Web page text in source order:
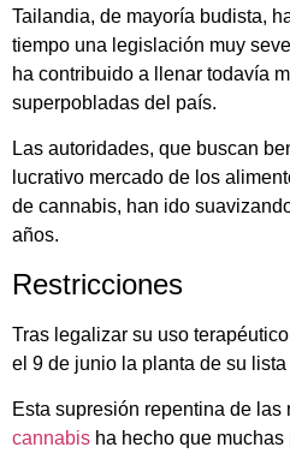
Tailandia, de mayoría budista,
tiempo una legislación muy
ha contribuido a llenar todavía
superpobladas del país.
Las autoridades, que buscan
lucrativo mercado de los
de cannabis, han ido
años.
Restricciones
Tras legalizar su uso
el 9 de junio la planta de su
Esta supresión repentina de las
cannabis ha hecho que